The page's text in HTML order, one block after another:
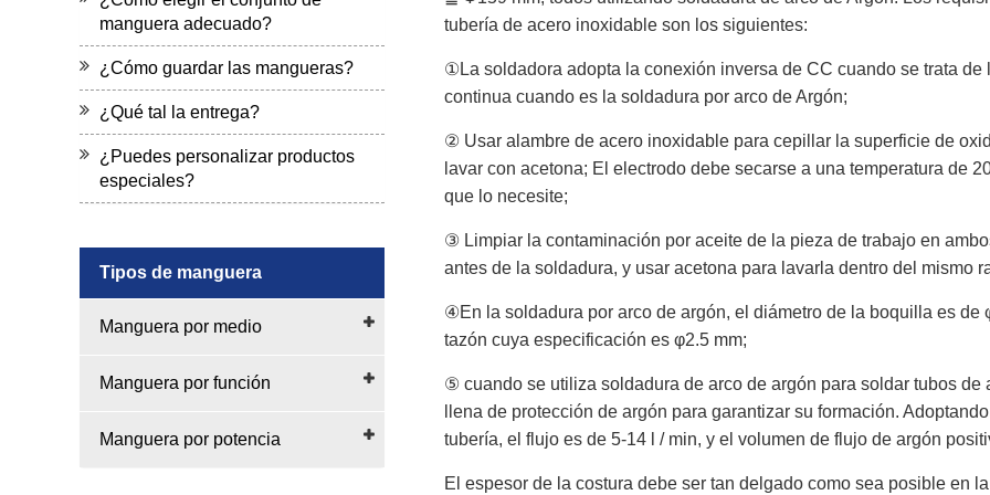
manguera adecuado?
¿Cómo guardar las mangueras?
¿Qué tal la entrega?
¿Puedes personalizar productos
especiales?
Tipos de manguera
Manguera por medio
Manguera por función
Manguera por potencia
tubería de acero inoxidable son los siguientes:
①La soldadora adopta la conexión inversa de CC cuando se trata
continua cuando es la soldadura por arco de Argón;
② Usar alambre de acero inoxidable para cepillar la superficie de
lavar con acetona; El electrodo debe secarse a una temperatura de
que lo necesite;
③ Limpiar la contaminación por aceite de la pieza de trabajo en
antes de la soldadura, y usar acetona para lavarla dentro del mismo
④En la soldadura por arco de argón, el diámetro de la boquilla es de
tazón cuya especificación es φ2.5 mm;
⑤ cuando se utiliza soldadura de arco de argón para soldar tubos
llena de protección de argón para garantizar su formación.
tubería, el flujo es de 5-14 l / min, y el volumen de flujo de argón
El espesor de la costura debe ser tan delgado como sea posible en